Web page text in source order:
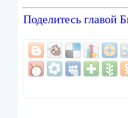
Поделитесь главой